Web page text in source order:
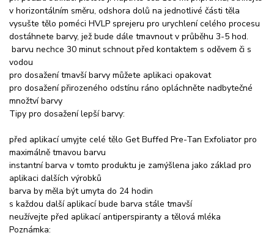
v horizontálním směru, odshora dolů na jednotlivé části těla
vysušte tělo poméci HVLP sprejeru pro urychlení celého procesu
dostáhnete barvy, jež bude dále tmavnout v průběhu 3-5 hod.
barvu nechce 30 minut schnout před kontaktem s oděvem či s
vodou
pro dosažení tmavší barvy můžete aplikaci opakovat
pro dosažení přirozeného odstínu ráno opláchněte nadbytečné
množtví barvy
Tipy pro dosažení lepší barvy:
před aplikací umyjte celé tělo Get Buffed Pre-Tan Exfoliator pro
maximálně tmavou barvu
instantní barva v tomto produktu je zamýšlena jako základ pro
aplikaci dalších výrobků
barva by měla být umyta do 24 hodin
s každou další aplikací bude barva stále tmavší
neužívejte před aplikací antiperspiranty a tělová mléka
Poznámka: